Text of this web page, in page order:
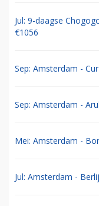
Jul: 9-daagse
€1056
Sep: Amsterdam -
Sep: Amsterdam -
Mei: Amsterdam -
Jul: Amsterdam -